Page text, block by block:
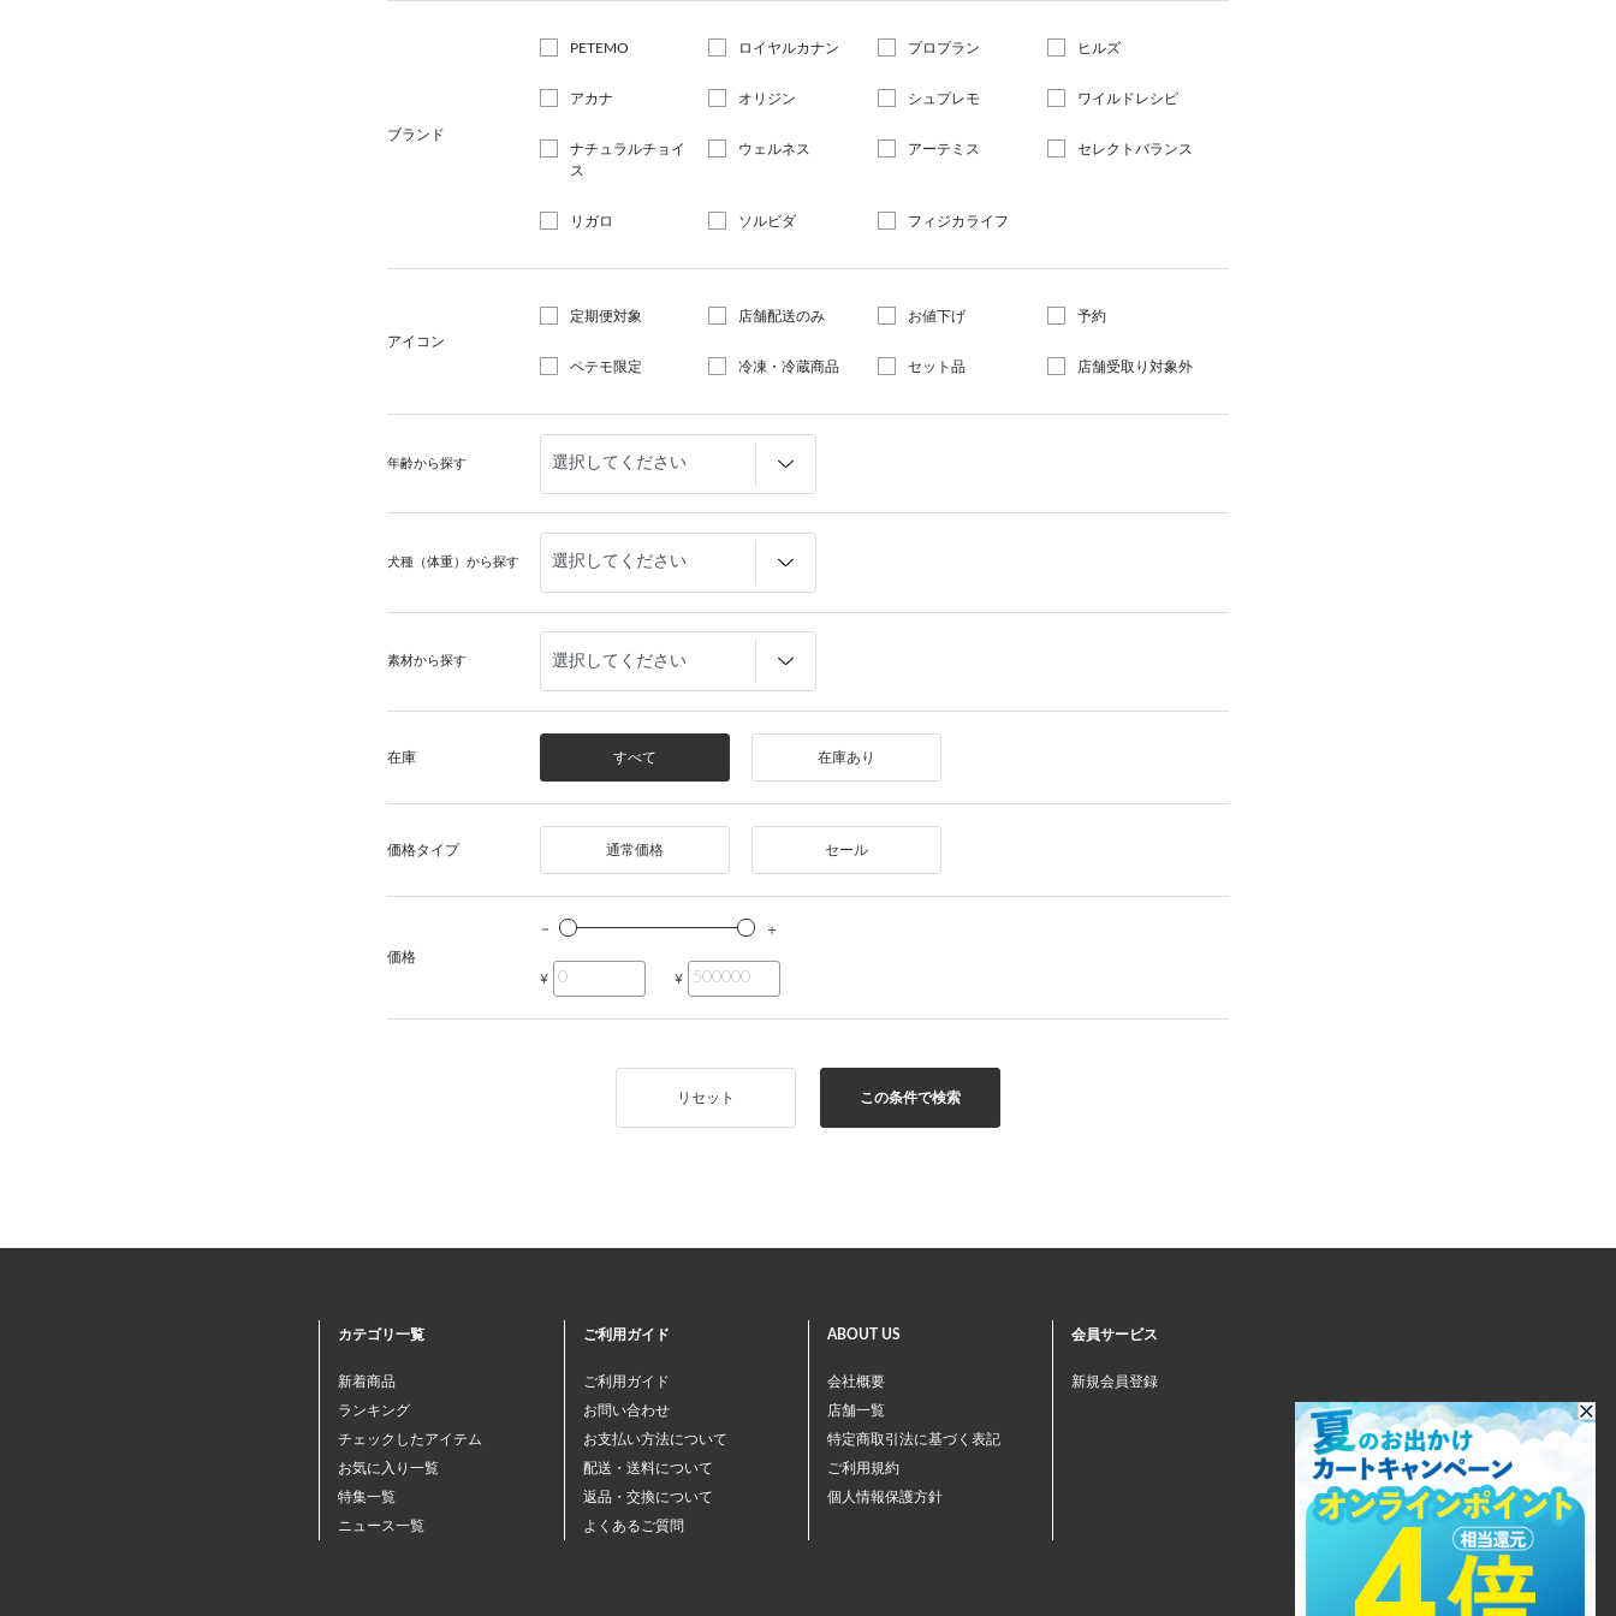
ブランド
PETEMO ロイヤルカナン プロプラン ヒルズ
アカナ オリジン シュプレモ ワイルドレシピ
ナチュラルチョイ
ス
ウェルネス アーテミス セレクトバランス
リガロ ソルビダ フィジカライフ
アイコン
定期便対象 店舗配送のみ お値下げ 予約
ペテモ限定 冷凍・冷蔵商品 セット品 店舗受取り対象外
年齢から探す
犬種（体重）から探す
素材から探す
在庫 すべて 在庫あり
価格タイプ 通常価格 セール
価格
¥
¥
この条件で検索
リセット
カテゴリ一覧
新着商品
ランキング
チェックしたアイテム
お気に入り一覧
特集一覧
ニュース一覧
ご利用ガイド
ご利用ガイド
お問い合わせ
お支払い方法について
配送・送料について
返品・交換について
よくあるご質問
ABOUT US
会社概要
店舗一覧
特定商取引法に基づく表記
ご利用規約
個人情報保護方針
会員サービス
新規会員登録